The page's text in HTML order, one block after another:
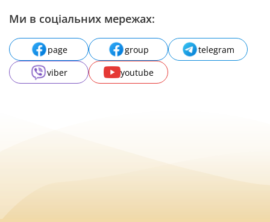
Ми в соціальних мережах:
page group
telegram
viber
youtube